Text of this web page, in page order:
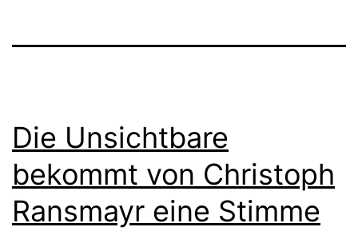
Die Unsichtbare
bekommt von Christoph
Ransmayr eine Stimme